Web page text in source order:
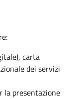
carta
dei servizi
la presentazione